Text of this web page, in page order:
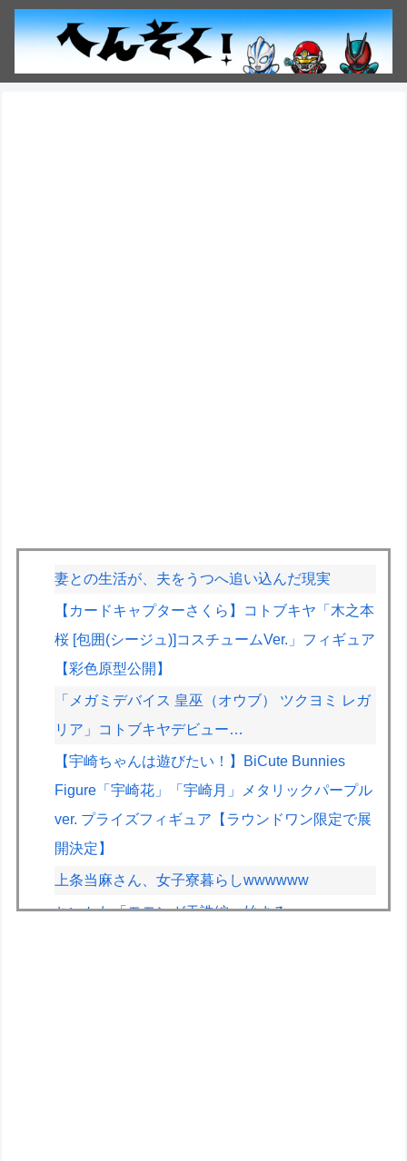
妻との生活が、夫をうつへ追い込んだ現実
【カードキャプターさくら】コトブキヤ「木之本
桜 [包囲(シージュ)]コスチュームVer.」フィギュア
【彩色原型公開】
「メガミデバイス 皇巫（オウブ） ツクヨミ レガ
リア」コトブキヤデビュー…
【宇崎ちゃんは遊びたい！】BiCute Bunnies
Figure「宇崎花」「宇崎月」メタリックパープル
ver. プライズフィギュア【ラウンドワン限定で展
開決定】
上条当麻さん、女子寮暮らしwwwwww
ちいかわ「モモンガ天誅編」始まる